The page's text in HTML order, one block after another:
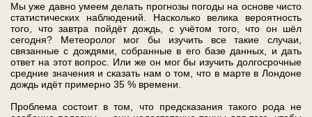
Мы уже давно умеем делать прогнозы погоды на основе чисто
статистических наблюдений. Насколько велика вероятность
того, что завтра пойдёт дождь, с учётом того, что он шёл
сегодня? Метеоролог мог бы изучить все такие случаи,
связанные с дождями, собранные в его базе данных, и дать
ответ на этот вопрос. Или же он мог бы изучить долгосрочные
средние значения и сказать нам о том, что в марте в Лондоне
дождь идёт примерно 35 % времени.
Проблема состоит в том, что предсказания такого рода не